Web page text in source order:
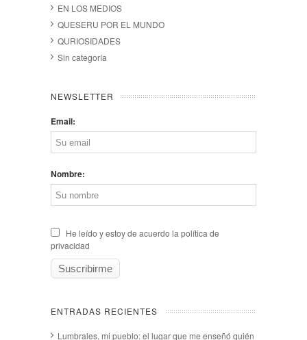
EN LOS MEDIOS
QUESERU POR EL MUNDO
QURIOSIDADES
Sin categoría
NEWSLETTER
Email:
Nombre:
He leído y estoy de acuerdo la política de
privacidad
ENTRADAS RECIENTES
Lumbrales, mi pueblo: el lugar que me enseñó quién